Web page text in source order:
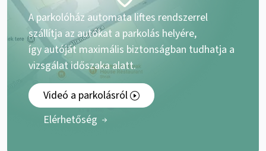
A parkolóház automata liftes rendszerrel
szállítja az autókat a parkolás helyére,
így autóját maximális biztonságban tudhatja a
vizsgálat időszaka alatt.
Videó a parkolásról
Elérhetőség